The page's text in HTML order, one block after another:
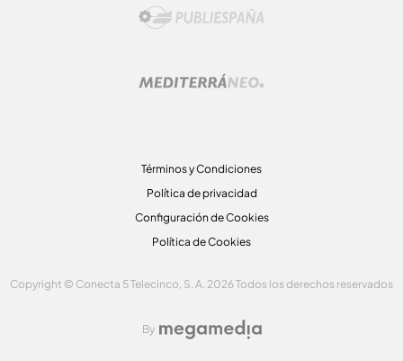
Términos y Condiciones
Política de privacidad
Configuración de Cookies
Política de Cookies
Copyright © Conecta 5 Telecinco, S. A. 2026 Todos los derechos reservados
By